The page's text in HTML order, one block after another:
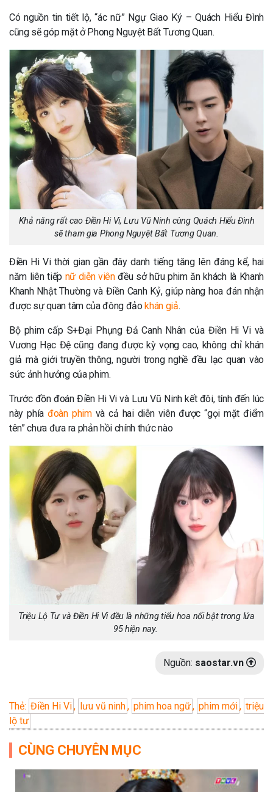
Có nguồn tin tiết lộ, “ác nữ” Ngự Giao Ký – Quách Hiểu Đình
cũng sẽ góp mặt ở Phong Nguyệt Bất Tương Quan.
Khả năng rất cao Điền Hi Vi, Lưu Vũ Ninh cùng Quách Hiểu Đình
sẽ tham gia Phong Nguyệt Bất Tương Quan.
Điền Hi Vi thời gian gần đây danh tiếng tăng lên đáng kể, hai
năm liên tiếp nữ diễn viênđều sở hữu phim ăn khách là Khanh
Khanh Nhật Thường và Điền Canh Kỷ, giúp nàng hoa đán nhận
được sự quan tâm của đông đảokhán giả.
Bộ phim cấp S+Đại Phụng Đả Canh Nhân của Điền Hi Vi và
Vương Hạc Đệ cũng đang được kỳ vọng cao, không chỉ khán
giả mà giới truyền thông, người trong nghề đều lạc quan vào
sức ảnh hưởng của phim.
Trước đồn đoán Điền Hi Vi và Lưu Vũ Ninh kết đôi, tính đến lúc
này phía đoàn phimvà cả hai diễn viên được “gọi mặt điểm
tên” chưa đưa ra phản hồi chính thức nào
Triệu Lộ Tư và Điền Hi Vi đều là những tiểu hoa nổi bật trong lứa
95 hiện nay.
Nguồn: saostar.vn
Thẻ: Điền Hi Vi, lưu vũ ninh, phim hoa ngữ, phim mới, triệu
lộ tư
CÙNG CHUYÊN MỤC